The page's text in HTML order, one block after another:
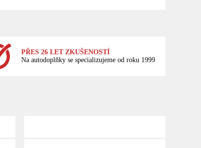
PŘES 26 LET ZKUŠENOSTÍ
Na autodoplňky se specializujeme od roku 1999